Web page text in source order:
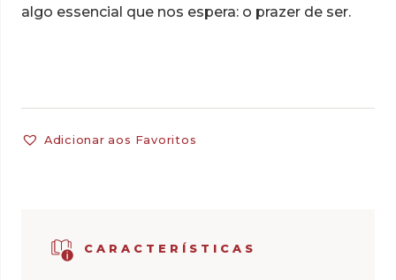
CARACTERÍSTICAS
algo essencial que nos espera: o prazer de ser.
Adicionar aos Favoritos